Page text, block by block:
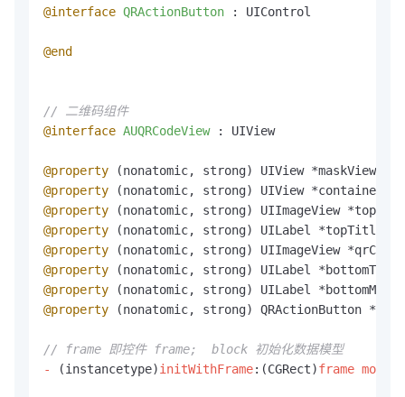
@interface QRActionButton : UIControl
@end
// 二维码组件
@interface AUQRCodeView : UIView
@property
@property (nonatomic, strong) UIView
@property (nonatomic, strong) UIImageView
@property (nonatomic, strong) UILabel
@property (nonatomic, strong) UIImageView
@property (nonatomic, strong) UILabel
@property (nonatomic, strong) UILabel
@property (nonatomic, strong) QRActionButton
// frame 即控件 frame;  block 初始化数据模型
-
(instancetype)initWithFrame:(CGRect)frame model